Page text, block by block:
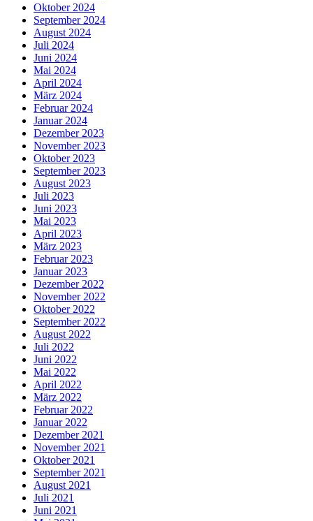
Oktober 2024
September 2024
August 2024
Juli 2024
Juni 2024
Mai 2024
April 2024
März 2024
Februar 2024
Januar 2024
Dezember 2023
November 2023
Oktober 2023
September 2023
August 2023
Juli 2023
Juni 2023
Mai 2023
April 2023
März 2023
Februar 2023
Januar 2023
Dezember 2022
November 2022
Oktober 2022
September 2022
August 2022
Juli 2022
Juni 2022
Mai 2022
April 2022
März 2022
Februar 2022
Januar 2022
Dezember 2021
November 2021
Oktober 2021
September 2021
August 2021
Juli 2021
Juni 2021